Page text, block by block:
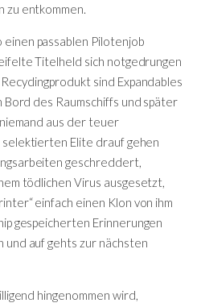
zu entkommen.
passablen Pilotenjob
Titelheld sich notgedrungen
sind Expandables
des Raumschiffs und später
aus der teuer
Elite drauf gehen
geschreddert,
tödlichen Virus ausgesetzt,
einfach einen Klon von ihm
gespeicherten Erinnerungen
und auf gehts zur nächsten
hingenommen wird,